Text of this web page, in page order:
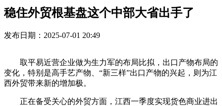
稳住外贸根基盘这个中部大省出手了
发布日期：2025-07-01 20:49
取平易近营企业做为生力军的布局比拟，出口产物布局的
变化，特别是高手艺产物、“新三样”出口产物的兴起，则为江
西外贸带来新的增加极。
正在备受关心的外贸方面，江西一季度实现货色商业进出